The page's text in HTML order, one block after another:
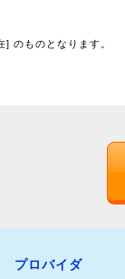
のものとなります。
プロバイダ